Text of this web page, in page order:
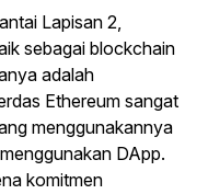
Lapisan 2,
sebagai blockchain
adalah
Ethereum sangat
menggunakannya
DApp.
komitmen